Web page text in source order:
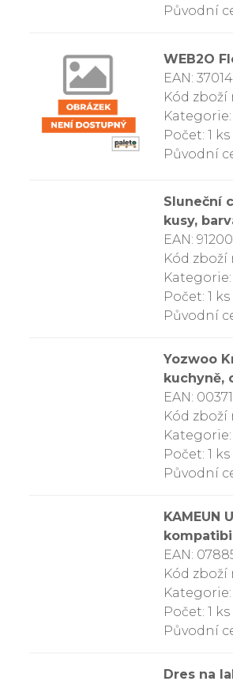
Původní
WEB2O
EAN:
Kód zboží
Počet: 1 ks
Původní
Sluneční
kusy,
EAN:
Kód zboží
Počet: 1 ks
Původní
Yozwoo
kuchyně,
EAN:
Kód zboží
Počet: 1 ks
Původní
KAMEUN
EAN:
Kód zboží
Počet: 1 ks
Původní
Dres na